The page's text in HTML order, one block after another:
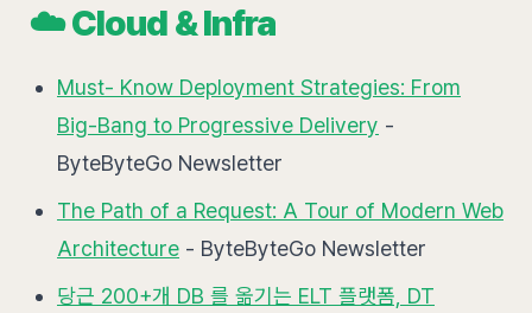
☁️ Cloud & Infra
Must- Know Deployment Strategies: From
Big-Bang to Progressive Delivery -
ByteByteGo Newsletter
The Path of a Request: A Tour of Modern Web
Architecture - ByteByteGo Newsletter
당근 200+개 DB 를 옮기는 ELT 플랫폼, DT